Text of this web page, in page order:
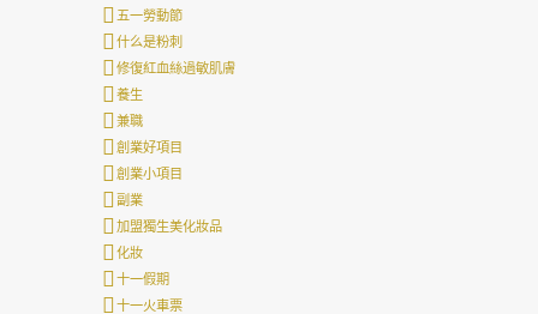
五一勞動節
什么是粉刺
修復紅血絲過敏肌膚
養生
兼職
創業好項目
創業小項目
副業
加盟獨生美化妝品
化妝
十一假期
十一火車票